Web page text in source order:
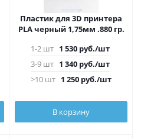
Пластик для 3D принтера
PLA черный 1,75мм .880 гр.
1-2 шт 1 530 руб./шт
3-9 шт 1 340 руб./шт
>10 шт 1 250 руб./шт
В корзину